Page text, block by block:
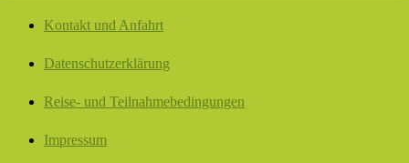
Kontakt und Anfahrt
Datenschutzerklärung
Reise- und Teilnahmebedingungen
Impressum